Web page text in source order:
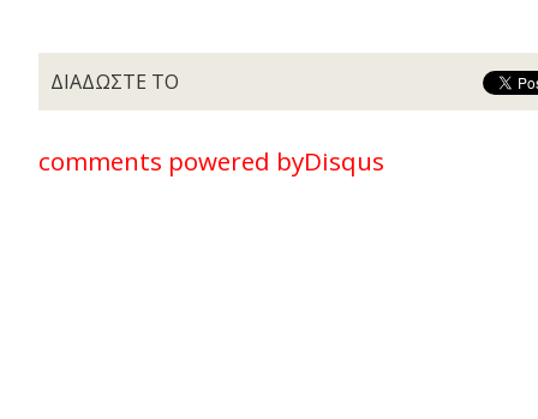
ΔΙΑΔΩΣΤΕ ΤΟ
comments powered byDisqus